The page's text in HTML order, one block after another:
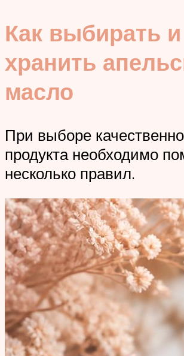
Как выбирать и
хранить
масло
При выборе
продукта необходимо
несколько правил.